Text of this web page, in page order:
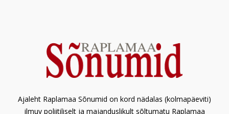
Ajaleht Raplamaa Sõnumid on kord nädalas (kolmapäeviti)
ilmuv poliitiliselt ja majanduslikult sõltumatu Raplamaa